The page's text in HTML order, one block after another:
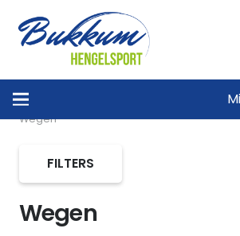
Home Tassen en foudralen in alle
Wegen
Wegen
FILTERS